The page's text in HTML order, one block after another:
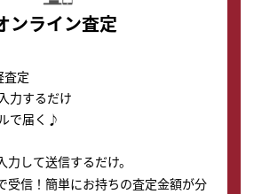
ンライン査定
査定
力するだけ
で届く♪
して送信するだけ。
受信！簡単にお持ちの査定金額が分